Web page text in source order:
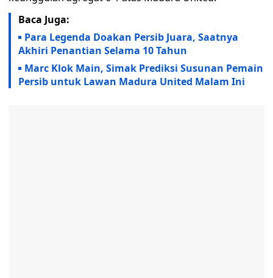
Baca Juga:
Para Legenda Doakan Persib Juara, Saatnya
Akhiri Penantian Selama 10 Tahun
Marc Klok Main, Simak Prediksi Susunan Pemain
Persib untuk Lawan Madura United Malam Ini